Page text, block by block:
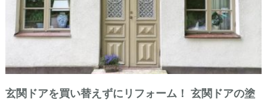
玄関ドアを買い替えずにリフォーム！ 玄関ドアの塗